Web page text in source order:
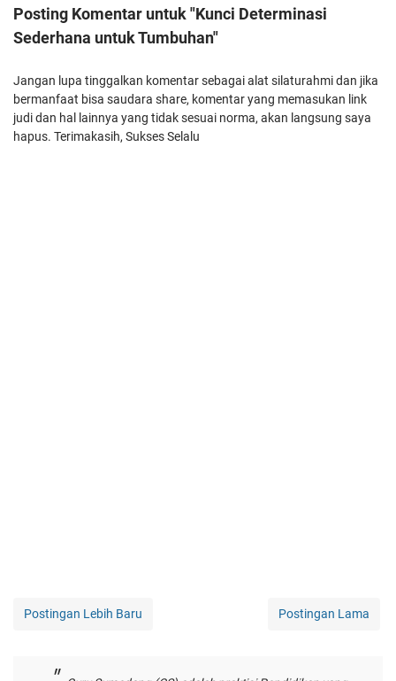
Posting Komentar untuk "Kunci Determinasi
Sederhana untuk Tumbuhan"
Jangan lupa tinggalkan komentar sebagai alat silaturahmi dan jika
bermanfaat bisa saudara share, komentar yang memasukan link
judi dan hal lainnya yang tidak sesuai norma, akan langsung saya
hapus. Terimakasih, Sukses Selalu
Postingan Lebih Baru Postingan Lama